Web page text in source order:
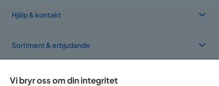
Hjälp & kontakt
Sortiment & erbjudande
Om Trademax
Vi bryr oss om din integritet